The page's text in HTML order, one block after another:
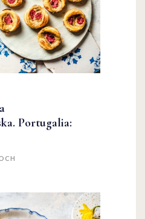
Portugalia: